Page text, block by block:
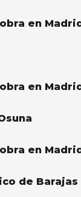
en
en
en
de Barajas